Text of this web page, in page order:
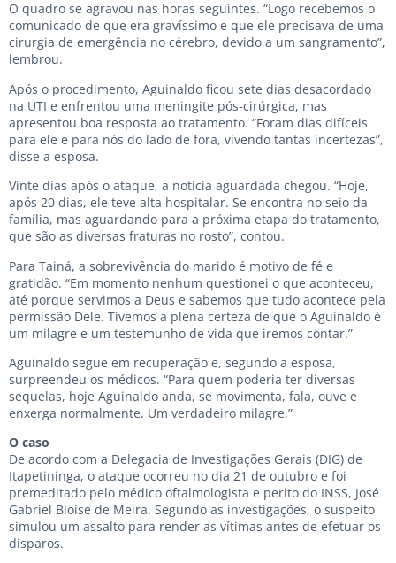
O quadro se agravou nas horas seguintes. “Logo recebemos o
comunicado de que era gravíssimo e que ele precisava de uma
cirurgia de emergência no cérebro, devido a um sangramento”,
lembrou.
Após o procedimento, Aguinaldo ficou sete dias desacordado
na UTI e enfrentou uma meningite pós-cirúrgica, mas
apresentou boa resposta ao tratamento. “Foram dias difíceis
para ele e para nós do lado de fora, vivendo tantas incertezas”,
disse a esposa.
Vinte dias após o ataque, a notícia aguardada chegou. “Hoje,
após 20 dias, ele teve alta hospitalar. Se encontra no seio da
família, mas aguardando para a próxima etapa do tratamento,
que são as diversas fraturas no rosto”, contou.
Para Tainá, a sobrevivência do marido é motivo de fé e
gratidão. “Em momento nenhum questionei o que aconteceu,
até porque servimos a Deus e sabemos que tudo acontece pela
permissão Dele. Tivemos a plena certeza de que o Aguinaldo é
um milagre e um testemunho de vida que iremos contar.”
Aguinaldo segue em recuperação e, segundo a esposa,
surpreendeu os médicos. “Para quem poderia ter diversas
sequelas, hoje Aguinaldo anda, se movimenta, fala, ouve e
enxerga normalmente. Um verdadeiro milagre.”
O caso
De acordo com a Delegacia de Investigações Gerais (DIG) de
Itapetininga, o ataque ocorreu no dia 21 de outubro e foi
premeditado pelo médico oftalmologista e perito do INSS, José
Gabriel Bloise de Meira. Segundo as investigações, o suspeito
simulou um assalto para render as vítimas antes de efetuar os
disparos.